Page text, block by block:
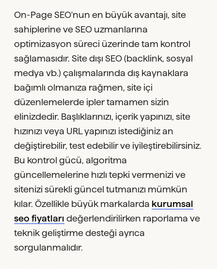
On-Page SEO'nun en büyük avantajı, site
sahiplerine ve SEO uzmanlarına
optimizasyon süreci üzerinde tam kontrol
sağlamasıdır. Site dışı SEO (backlink, sosyal
medya vb.) çalışmalarında dış kaynaklara
bağımlı olmanıza rağmen, site içi
düzenlemelerde ipler tamamen sizin
elinizdedir. Başlıklarınızı, içerik yapınızı, site
hızınızı veya URL yapınızı istediğiniz an
değiştirebilir, test edebilir ve iyileştirebilirsiniz.
Bu kontrol gücü, algoritma
güncellemelerine hızlı tepki vermenizi ve
sitenizi sürekli güncel tutmanızı mümkün
kılar. Özellikle büyük markalarda kurumsal
seo fiyatları değerlendirilirken raporlama ve
teknik geliştirme desteği ayrıca
sorgulanmalıdır.